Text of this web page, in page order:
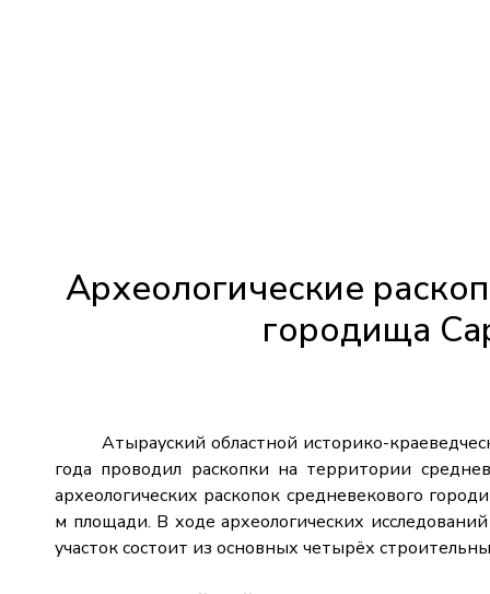
Археологические
городища
Атырауский областной историко-
года проводил раскопки на территории
археологических раскопок средневекового
м площади. В ходе археологических
участок состоит из основных четырёх